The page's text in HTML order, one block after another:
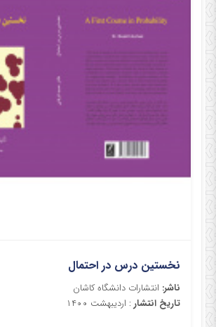
نخستین درس در احتمال
ناشر: انتشارات دانشگاه کاشان
تاریخ انتشار : اردیبهشت ۱۴۰۰